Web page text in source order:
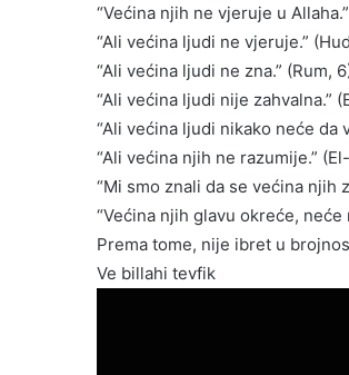
“Većina njih ne vjeruje u
“Ali većina ljudi ne vjeruje.”
“Ali većina ljudi ne zna.” (Rum,
“Ali većina ljudi nije zahvalna.”
“Ali većina ljudi nikako neće da
“Ali većina njih ne razumije.”
“Mi smo znali da se većina njih
“Većina njih glavu okreće, neće
Prema tome, nije ibret u
Ve billahi tevfik